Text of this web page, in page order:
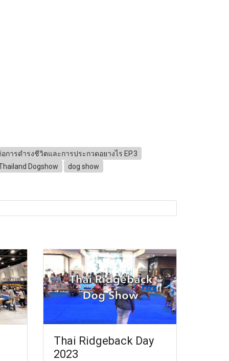
ารดำรงชีวิตและการประกวดอยางไร EP.3
Dogshow dog show
Thai Ridgeback Day
2023